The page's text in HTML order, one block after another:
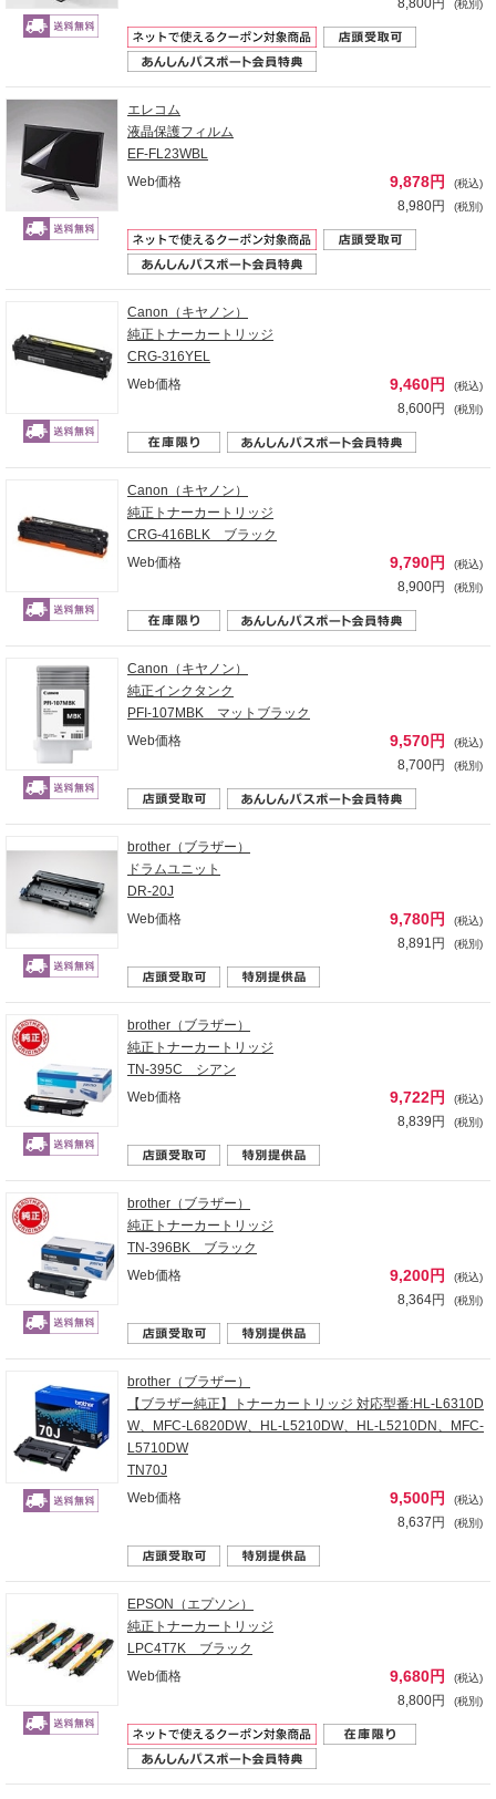
(税別)
エレコム
液晶保護フィルム
EF-FL23WBL
Web価格
9,878円 (税込)
8,980円 (税別)
Canon（キヤノン）
純正トナーカートリッジ
CRG-316YEL
Web価格
9,460円 (税込)
8,600円 (税別)
Canon（キヤノン）
純正トナーカートリッジ
CRG-416BLK ブラック
Web価格
9,790円 (税込)
8,900円 (税別)
Canon（キヤノン）
純正インクタンク
PFI-107MBK マットブラック
Web価格
9,570円 (税込)
8,700円 (税別)
brother（ブラザー）
ドラムユニット
DR-20J
Web価格
9,780円 (税込)
8,891円 (税別)
brother（ブラザー）
純正トナーカートリッジ
TN-395C シアン
Web価格
9,722円 (税込)
8,839円 (税別)
brother（ブラザー）
純正トナーカートリッジ
TN-396BK ブラック
Web価格
9,200円 (税込)
8,364円 (税別)
brother（ブラザー）
【ブラザー純正】トナーカートリッジ 対応型番:HL-L6310D
W、MFC-L6820DW、HL-L5210DW、HL-L5210DN、MFC-
L5710DW
TN70J
Web価格
9,500円 (税込)
8,637円 (税別)
EPSON（エプソン）
純正トナーカートリッジ
LPC4T7K ブラック
Web価格
9,680円 (税込)
8,800円 (税別)